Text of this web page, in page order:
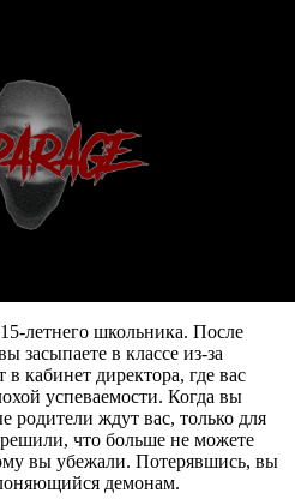
летнего школьника. После
засыпаете в классе из-за
кабинет директора, где вас
успеваемости. Когда вы
родители ждут вас, только для
что больше не можете
вы убежали. Потерявшись, вы
демонам.